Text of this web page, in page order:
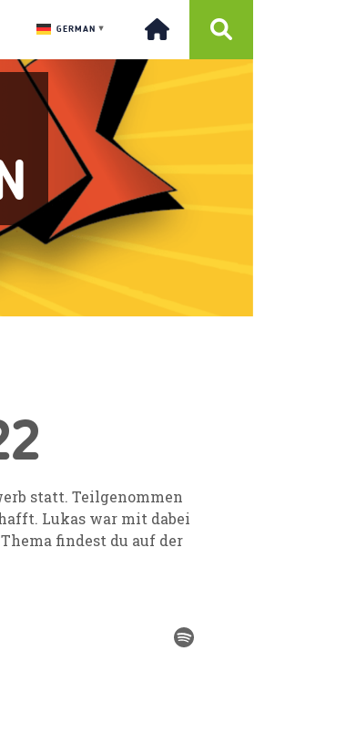
GERMAN ▼
statt. Teilgenommen
Lukas war mit dabei
findest du auf der